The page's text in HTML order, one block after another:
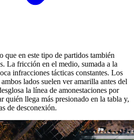
que en este tipo de partidos también
La fricción en el medio, sumada a la
infracciones tácticas constantes. Los
lados suelen ver amarilla antes del
la línea de amonestaciones por
quién llega más presionado en la tabla y,
de desconexión.